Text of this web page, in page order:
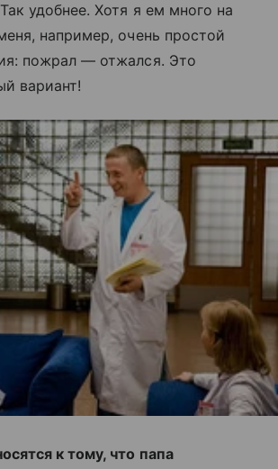
удобнее. Хотя я ем много на
например, очень простой
пожрал — отжался. Это
вариант!
к тому, что папа